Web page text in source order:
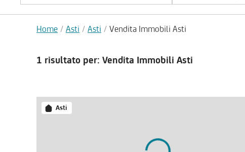
Home Asti Asti Vendita Immobili Asti
1 risultato per: Vendita Immobili Asti
Asti